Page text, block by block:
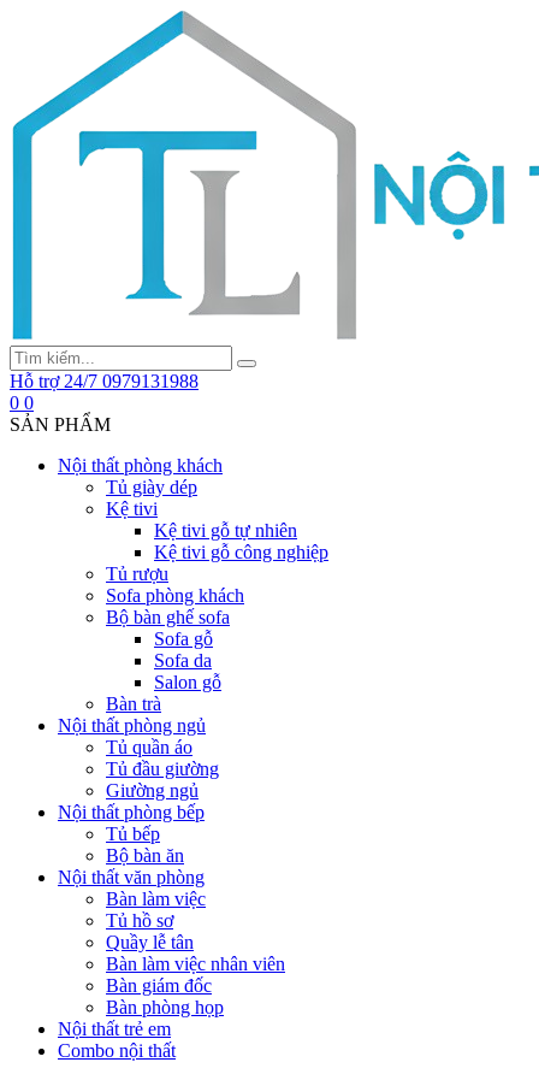
Hỗ trợ 24/7 0979131988
0 0
SẢN PHẨM
Nội thất phòng khách
Tủ giày dép
Kệ tivi
Kệ tivi gỗ tự nhiên
Kệ tivi gỗ công nghiệp
Tủ rượu
Sofa phòng khách
Bộ bàn ghế sofa
Sofa gỗ
Sofa da
Salon gỗ
Bàn trà
Nội thất phòng ngủ
Tủ quần áo
Tủ đầu giường
Giường ngủ
Nội thất phòng bếp
Tủ bếp
Bộ bàn ăn
Nội thất văn phòng
Bàn làm việc
Tủ hồ sơ
Quầy lễ tân
Bàn làm việc nhân viên
Bàn giám đốc
Bàn phòng họp
Nội thất trẻ em
Combo nội thất